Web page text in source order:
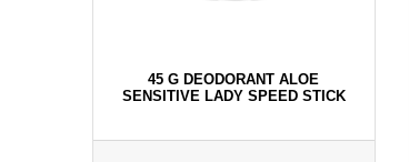
45 G DEODORANT ALOE
SENSITIVE LADY SPEED STICK